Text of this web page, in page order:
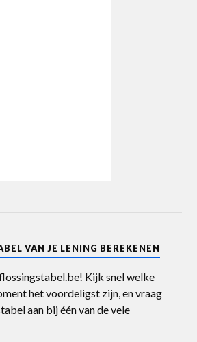
VAN JE LENING BEREKENEN
Kijk snel welke
het voordeligst zijn, en vraag
aan bij één van de vele